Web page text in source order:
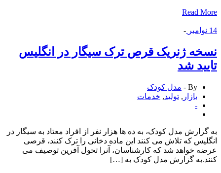
Read
ژنریک قرص ترک سیگار در انگلیس
شد
By -
مدل کودک
بازار
,تولید ,خدمات
مدل کودک، به ده ها هزار نفر از افراد معتاد به سیگار در
که تلاش می کنند این ماده دخانی را ترک کنند، قرصی
خواهد شد که کارشناسان، آنرا تحول آفرین توصیف می
گزارش مدل کودک به […]